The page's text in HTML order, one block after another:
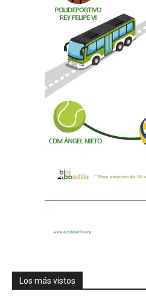
Los más vistos